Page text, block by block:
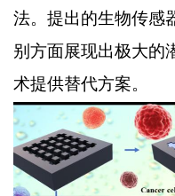
法。提出的生物传感
别方面展现出极大的
术提供替代方案。